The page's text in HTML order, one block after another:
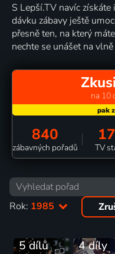
S Lepší.TV navíc
dávku zábavy ještě
přesně ten, na který
nechte se unášet na
na 10
840
zábavných pořadů TV
Rok: 1985
5 dílů 4 díly